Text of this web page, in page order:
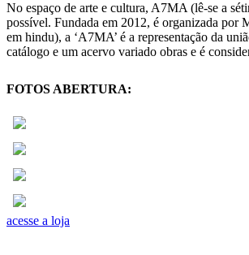
No espaço de arte e cultura, A7MA (lê-se a
possível. Fundada em 2012, é organizada
em hindu), a ‘A7MA’ é a representação da
catálogo e um acervo variado obras e é
FOTOS ABERTURA:
acesse a loja